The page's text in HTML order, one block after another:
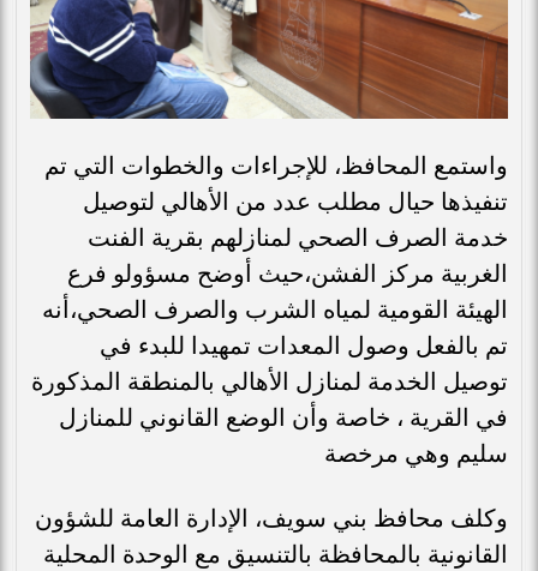
واستمع المحافظ، للإجراءات والخطوات التي تم
تنفيذها حيال مطلب عدد من الأهالي لتوصيل
خدمة الصرف الصحي لمنازلهم بقرية الفنت
الغربية مركز الفشن،حيث أوضح مسؤولو فرع
الهيئة القومية لمياه الشرب والصرف الصحي،أنه
تم بالفعل وصول المعدات تمهيدا للبدء في
توصيل الخدمة لمنازل الأهالي بالمنطقة المذكورة
في القرية ، خاصة وأن الوضع القانوني للمنازل
سليم وهي مرخصة
وكلف محافظ بني سويف، الإدارة العامة للشؤون
القانونية بالمحافظة بالتنسيق مع الوحدة المحلية